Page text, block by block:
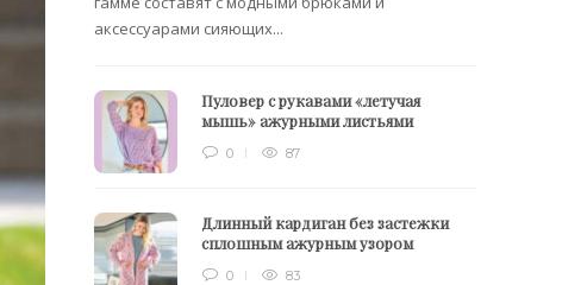
аксессуарами сияющих...
Пуловер с рукавами «летучая
мышь» ажурными листьями
0 87
Длинный кардиган без застежки
сплошным ажурным узором
0 83